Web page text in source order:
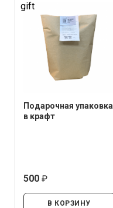
gift
Подарочная упаковка
в крафт
500
В КОРЗИНУ